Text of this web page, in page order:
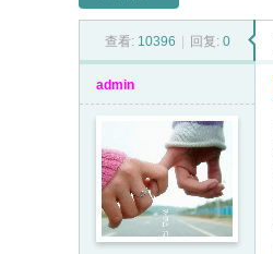
秀
查看: 10396 回复: 0
admin